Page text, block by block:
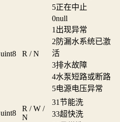
5正在中止
uint8 R / N
0null
1 出现异常
2 防漏水系统已激
活
3排水故障
4水泵短路或断路
5电源电压异常
uint8
R / W /
N
31节能洗
33超快洗